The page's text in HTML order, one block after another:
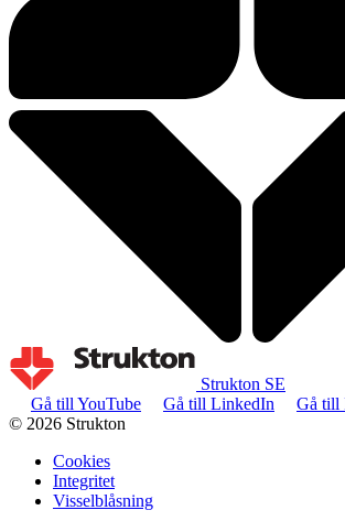
Strukton SE
Gå till YouTube
Gå till LinkedIn
Gå till
© 2026 Strukton
Cookies
Integritet
Visselblåsning